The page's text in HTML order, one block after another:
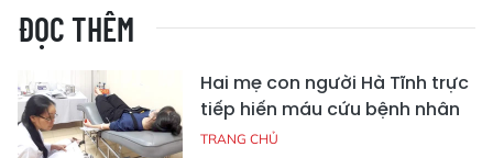
ĐỌC THÊM
Hai mẹ con người Hà Tĩnh trực
tiếp hiến máu cứu bệnh nhân
TRANG CHỦ